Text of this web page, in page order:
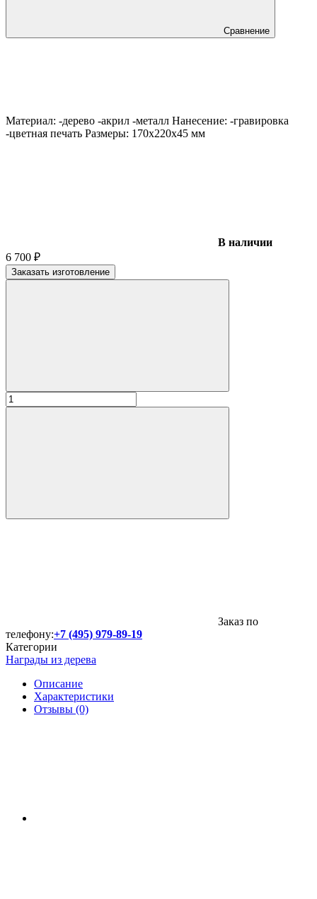
Сравнение
Материал: -дерево -акрил -металл Нанесение: -гравировка
-цветная печать Размеры: 170х220х45 мм
В наличии
6 700 ₽
Заказать изготовление
Заказ по
телефону:+7 (495) 979-89-19
Категории
Награды из дерева
Описание
Характеристики
Отзывы (0)